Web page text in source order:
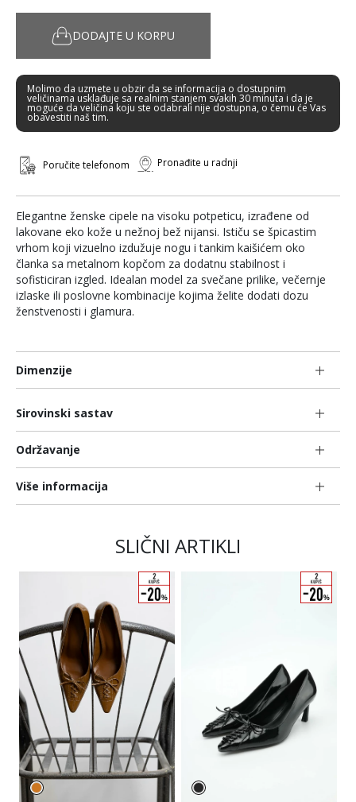
Elegantne ženske cipele na visoku potpeticu, izrađene od
lakovane eko kože u nežnoj bež nijansi. Ističu se špicastim
vrhom koji vizuelno izdužuje nogu i tankim kaišićem oko
članka sa metalnom kopčom za dodatnu stabilnost i
sofisticiran izgled. Idealan model za svečane prilike, večernje
izlaske ili poslovne kombinacije kojima želite dodati dozu
ženstvenosti i glamura.
Dimenzije
Sirovinski sastav
Održavanje
Više informacija
DODAJTE U KORPU
Molimo da uzmete u obzir da se informacija o dostupnim
veličinama usklađuje sa realnim stanjem svakih 30 minuta i da je
moguće da veličina koju ste odabrali nije dostupna, o čemu će Vas
obavestiti naš tim.
Poručite telefonom Pronađite u radnji
SLIČNI ARTIKLI